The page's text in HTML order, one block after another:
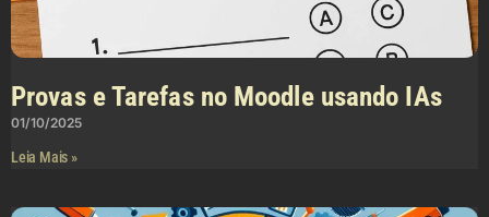
Provas e Tarefas no Moodle usando IAs
01/10/2025
Leia Mais »